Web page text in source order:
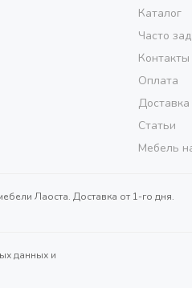
Каталог
Часто
Контакты
Оплата
Доставка
Статьи
Мебель
Лаоста. Доставка от 1-го дня.
данных и